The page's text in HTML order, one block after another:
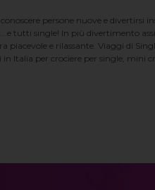
persone nuove e divertirsi
tutti single! In più divertimento
e rilassante. Viaggi di
Italia per crociere per single, mini